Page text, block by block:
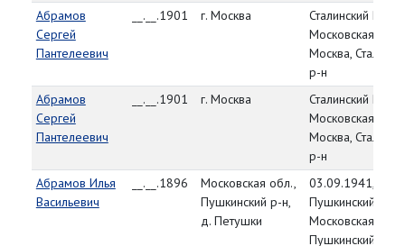
Абрамов
Сергей
Пантелеевич
__.__.1901 г. Москва
Сталинский РВК,
Московская обл.,
Москва,
р-н
Абрамов
Сергей
Пантелеевич
__.__.1901 г. Москва
Сталинский РВК,
Московская обл.,
Москва,
р-н
Абрамов Илья
Васильевич
__.__.1896
Московская обл.,
Пушкинский р-н,
д. Петушки
03.09.1941,
Пушкинский РВК,
Московская обл.,
Пушкинский р-н